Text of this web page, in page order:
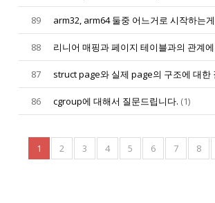
89
88
87
86 cgroup에 대해서 질문드립니다. (1)
1 2 3 4 5 6 7 8